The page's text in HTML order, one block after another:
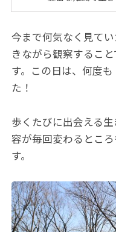
今まで何気なく見て
きながら観察するこ
す。この日は、何度
た！
歩くたびに出会える
容が毎回変わるとこ
す。